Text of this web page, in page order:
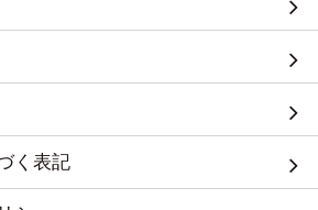
く表記